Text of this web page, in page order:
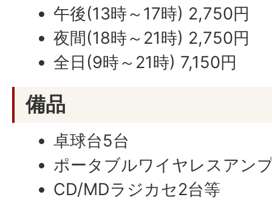
午後(13時～17時) 2,750円
夜間(18時～21時) 2,750円
全日(9時～21時) 7,150円
備品
卓球台5台
ポータブルワイヤレスアン
CD/MDラジカセ2台等